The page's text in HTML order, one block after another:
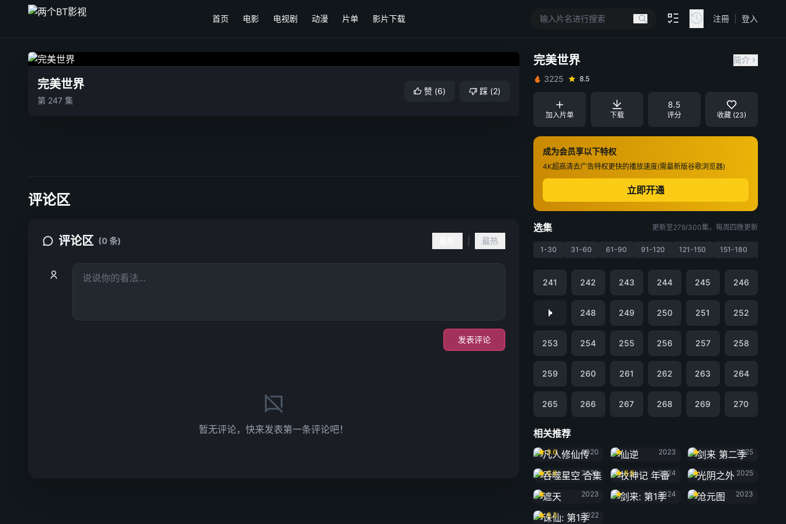
首页 电影 电视剧 动漫 片单 影片下载 注冊 登入
完美世界
第 247 集
赞 (6) 踩 (2)
完美世界
简介
3225
8.5
加入片单 下载
8.5
评分 收藏 (23)
成为会员享以下特权
4K超高清去广告特权更快的播放速度(需最新版谷歌浏览器)
立即开通
选集 更新至279/300集，每周四晚更新
1-30 31-60 61-90 91-120 121-150 151-180
241 242 243 244 245 246
248 249 250 251 252
253 254 255 256 257 258
259 260 261 262 263 264
265 266 267 268 269 270
相关推荐
凡人修仙传
9.6
2020
2023
2025
吞噬星空 合集
6.8
2020
牧神记 年番
8.8
2024
光阴之外
2025
遮天
2023
剑来: 第1季
2024
沧元图
2023
诛仙: 第1季
8.3
2022
评论区
评论区 (0 条) 最热
发表评论
暂无评论，快来发表第一条评论吧！